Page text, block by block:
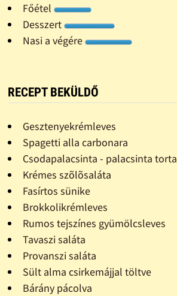
Főétel
Desszert
Nasi a végére
RECEPT BEKÜLDŐ
Gesztenyekrémleves
Spagetti alla carbonara
Csodapalacsinta - palacsinta torta
Krémes szõlõsaláta
Fasírtos sünike
Brokkolikrémleves
Rumos tejszínes gyümölcsleves
Tavaszi saláta
Provanszi saláta
Sült alma csirkemájjal töltve
Bárány pácolva